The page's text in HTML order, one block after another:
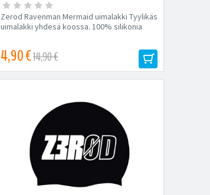
Zerod Ravenman Mermaid uimalakki Tyylikäs
uimalakki yhdesä koossa. 100% silikonia
4,90 €14,90 €